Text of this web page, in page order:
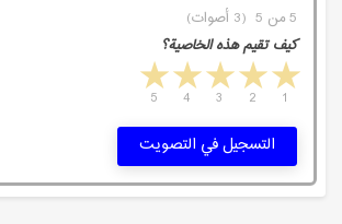
5 من 5 (3 أصوات)
كيف تقيم هذه الخاصية؟
4 stars 3 stars 2 stars 1 star
5 4 3 2 1
التسجيل في التصويت